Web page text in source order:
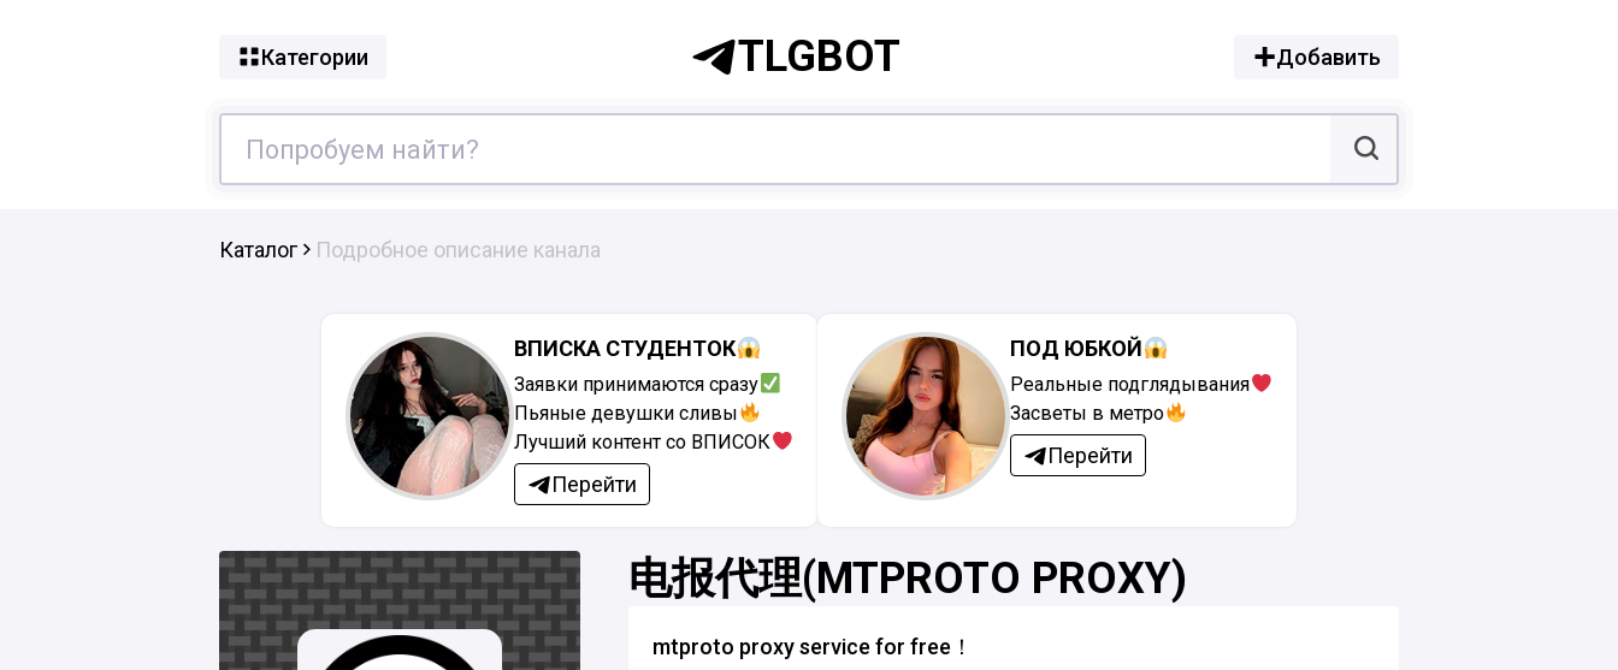
Категории TLGBOT Добавить
Каталог Подробное описание канала
ВПИСКА СТУДЕНТОК
Заявки принимаются сразу
Пьяные девушки сливы
Лучший контент со ВПИСОК
Перейти
ПОД ЮБКОЙ
Реальные подглядывания
Засветы в метро
Перейти
电报代理(MTPROTO PROXY)
mtproto proxy service for free！